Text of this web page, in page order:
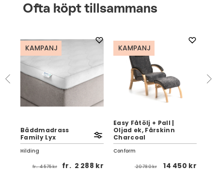
Ofta köpt tillsammans
KAMPANJ
Bäddmadrass
Family Lyx
Hilding
fr.4 575 kr fr. 2 288 kr
KAMPANJ
Easy Fåtölj + Pall |
Oljad ek, Fårskinn
Charcoal
Conform
20 780 kr 14 450 kr